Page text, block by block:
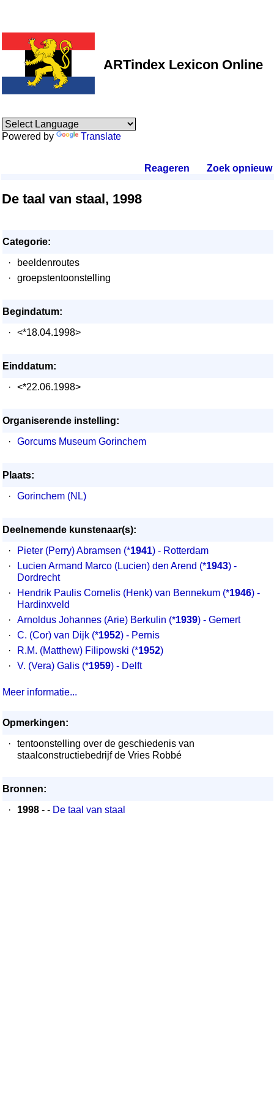
ARTindex Lexicon Online
Powered by Translate
Reageren Zoek opnieuw.
De taal van staal, 1998
Categorie:
·
beeldenroutes
·
groepstentoonstelling
Begindatum:
·
<*18.04.1998>
Einddatum:
·
<*22.06.1998>
Organiserende instelling:
·
Gorcums Museum Gorinchem
Plaats:
·
Gorinchem (NL)
Deelnemende kunstenaar(s):
·
Pieter (Perry) Abramsen (*1941) - Rotterdam
·
Lucien Armand Marco (Lucien) den Arend (*1943) -
Dordrecht
·
Hendrik Paulis Cornelis (Henk) van Bennekum (*1946) -
Hardinxveld
·
Arnoldus Johannes (Arie) Berkulin (*1939) - Gemert
·
C. (Cor) van Dijk (*1952) - Pernis
·
R.M. (Matthew) Filipowski (*1952)
·
V. (Vera) Galis (*1959) - Delft
Meer informatie...
Opmerkingen:
·
tentoonstelling over de geschiedenis van
staalconstructiebedrijf de Vries Robbé
Bronnen:
·
1998 - - De taal van staal